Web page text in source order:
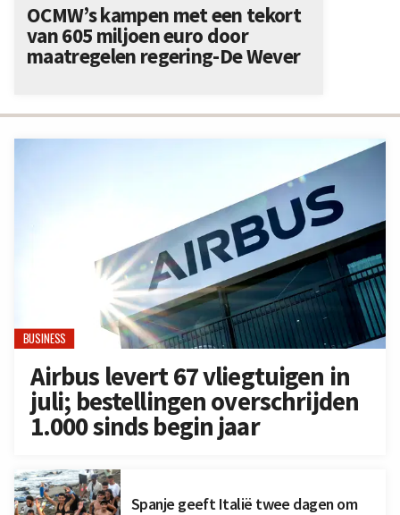
BUSINESS
Airbus levert 67 vliegtuigen in
juli; bestellingen overschrijden
1.000 sinds begin jaar
Spanje geeft Italië twee dagen om
OCMW’s kampen met een tekort
van 605 miljoen euro door
maatregelen regering-De Wever